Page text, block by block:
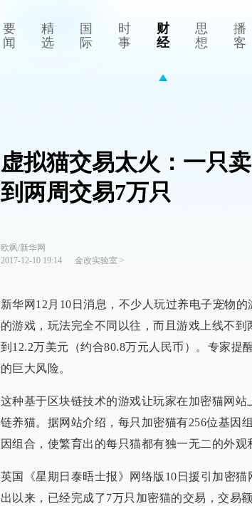
要
闻
精
选
国
际
时
事
财
经
思
想
播
客
虚拟猫交易太火：一只
到两周交易7万只
欧飒/新华网
2017-12-10 19:14
金改实验室 >
新华网12月10日消息，不少人玩过养电子宠物
的游戏，玩法完全不同以往，而且游戏上线不到
到12.2万美元（约合80.8万元人民币）。专家提
的巨大风险。
这种基于区块链技术的游戏让玩家在加密猫网站
链养猫。据网站介绍，每只加密猫有256位基因
因组合，使繁育出的每只猫都有独一无二的外观
英国《星期日泰晤士报》网络版10日援引加密
出以来，已经完成了7万只加密猫的交易，交易